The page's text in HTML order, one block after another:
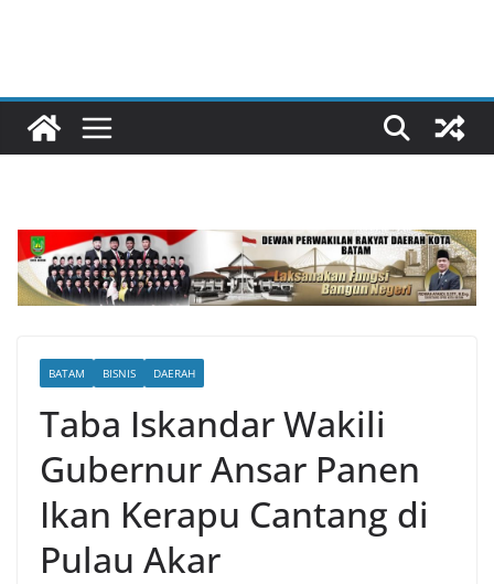
BATAM BISNIS DAERAH
Taba Iskandar Wakili
Gubernur Ansar Panen
Ikan Kerapu Cantang di
Pulau Akar